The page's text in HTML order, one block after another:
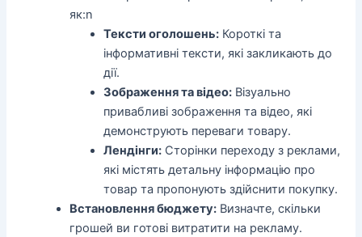
як:n
Тексти оголошень: Короткі та
інформативні тексти, які закликають до
дії.
Зображення та відео: Візуально
привабливі зображення та відео, які
демонструють переваги товару.
Лендінги: Сторінки переходу з реклами,
які містять детальну інформацію про
товар та пропонують здійснити покупку.
Встановлення бюджету: Визначте, скільки
грошей ви готові витратити на рекламу.